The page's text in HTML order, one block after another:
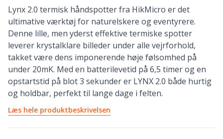
Lynx 2.0 termisk håndspotter fra HikMicro er det
ultimative værktøj for naturelskere og eventyrere.
Denne lille, men yderst effektive termiske spotter
leverer krystalklare billeder under alle vejrforhold,
takket være dens imponerende høje følsomhed på
under 20mK. Med en batterilevetid på 6,5 timer og en
opstartstid på blot 3 sekunder er LYNX 2.0 både hurtig
og holdbar, perfekt til lange dage i felten.
Læs hele produktbeskrivelsen